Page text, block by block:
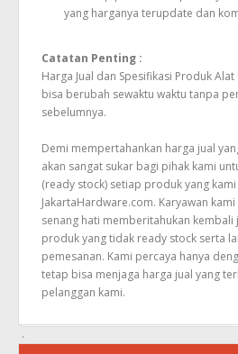
yang harganya terupdate dan
Catatan Penting :
Harga Jual dan Spesifikasi Produk
bisa berubah sewaktu waktu tanpa
sebelumnya.
Demi mempertahankan harga jual
akan sangat sukar bagi pihak kami
(ready stock) setiap produk yang
JakartaHardware.com. Karyawan
senang hati memberitahukan
produk yang tidak ready stock serta
pemesanan. Kami percaya hanya
tetap bisa menjaga harga jual yang
pelanggan kami.